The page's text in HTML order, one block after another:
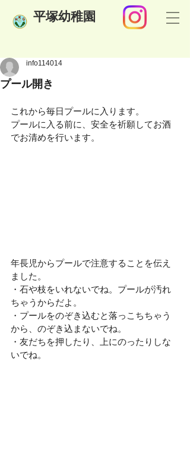
​平塚幼稚園
プール開き
info114014
これから毎日プールに入ります。
プールに入る前に、安全を祈願してお酒
でお清めを行います。
年長児からプールで注意することを伝え
ました。
・石や枝をいれないでね。プールが汚れ
ちゃうからだよ。
・プールをのぞき込むと落っこちちゃう
から、のぞき込まないでね。
・友だちを押したり、上にのったりしな
いでね。